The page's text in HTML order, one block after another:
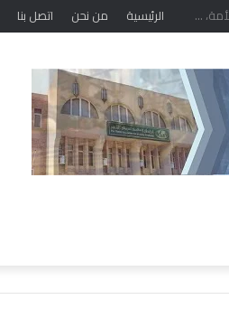
الرئيسية من نحن اتصل بنا